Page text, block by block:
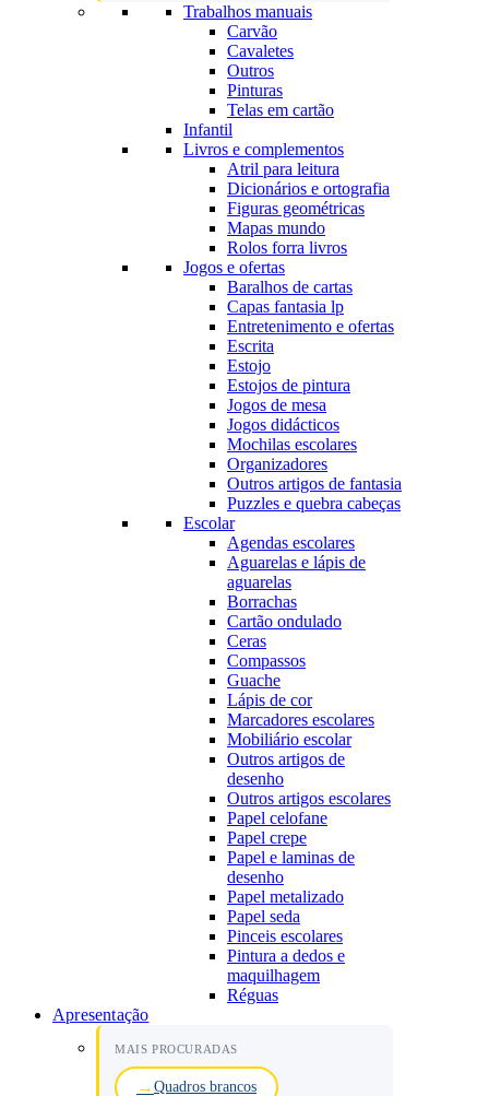
Trabalhos manuais
Carvão
Cavaletes
Outros
Pinturas
Telas em cartão
Infantil
Livros e complementos
Atril para leitura
Dicionários e ortografia
Figuras geométricas
Mapas mundo
Rolos forra livros
Jogos e ofertas
Baralhos de cartas
Capas fantasia lp
Entretenimento e ofertas
Escrita
Estojo
Estojos de pintura
Jogos de mesa
Jogos didácticos
Mochilas escolares
Organizadores
Outros artigos de fantasia
Puzzles e quebra cabeças
Escolar
Agendas escolares
Aguarelas e lápis de
aguarelas
Borrachas
Cartão ondulado
Ceras
Compassos
Guache
Lápis de cor
Marcadores escolares
Mobiliário escolar
Outros artigos de
desenho
Outros artigos escolares
Papel celofane
Papel crepe
Papel e laminas de
desenho
Papel metalizado
Papel seda
Pinceis escolares
Pintura a dedos e
maquilhagem
Réguas
Apresentação
MAIS PROCURADAS
Quadros brancos